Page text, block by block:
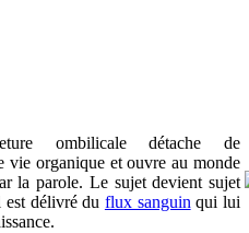
ombilicale détache de
vie organique et ouvre au monde
la parole. Le sujet devient sujet
délivré du flux sanguin qui lui